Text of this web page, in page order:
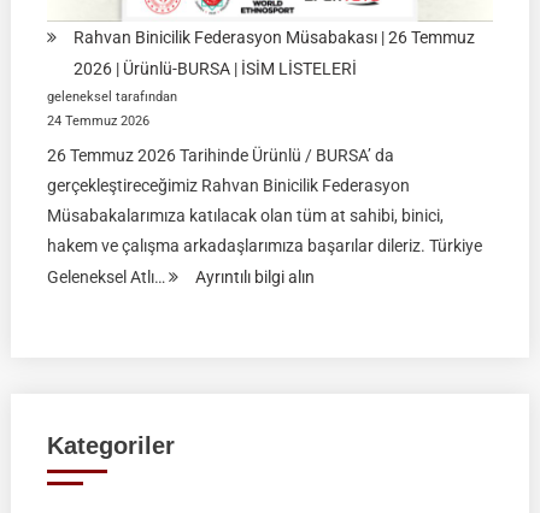
Rahvan Binicilik Federasyon Müsabakası | 26 Temmuz
2026 | Ürünlü-BURSA | İSİM LİSTELERİ
geleneksel tarafından
24 Temmuz 2026
26 Temmuz 2026 Tarihinde Ürünlü / BURSA’ da
gerçekleştireceğimiz Rahvan Binicilik Federasyon
Müsabakalarımıza katılacak olan tüm at sahibi, binici,
hakem ve çalışma arkadaşlarımıza başarılar dileriz. Türkiye
Geleneksel Atlı…
Ayrıntılı bilgi alın:
Kategoriler